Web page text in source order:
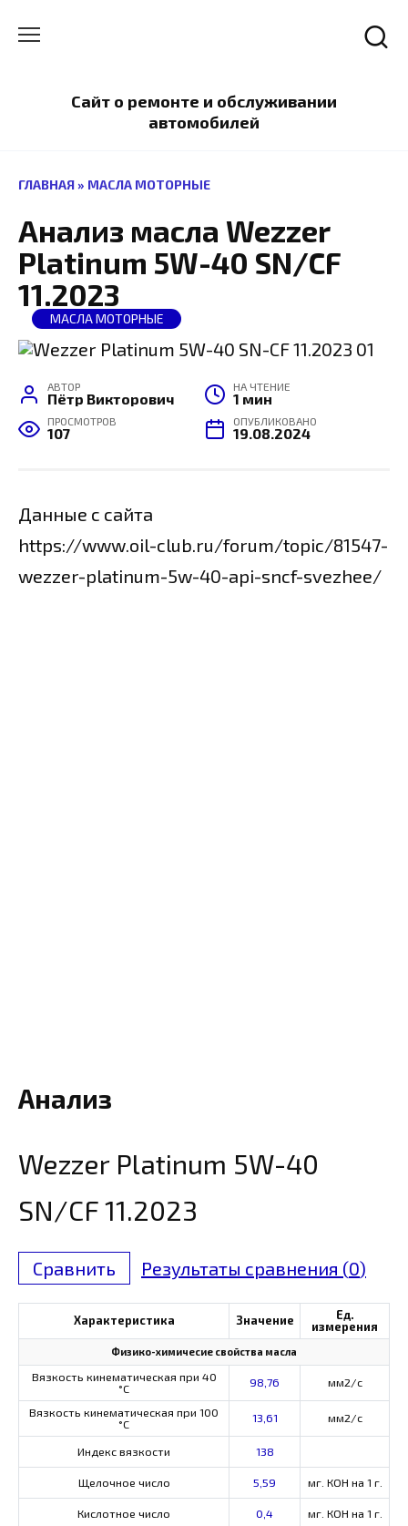
содержанию
Сайт о ремонте и обслуживании
автомобилей
ГЛАВНАЯ » МАСЛА МОТОРНЫЕ
Анализ масла Wezzer
Platinum 5W-40 SN/CF
11.2023
МАСЛА МОТОРНЫЕ
АВТОР
Пётр Викторович
НА ЧТЕНИЕ
1 мин
ПРОСМОТРОВ
107
ОПУБЛИКОВАНО
19.08.2024
Данные с сайта
https://www.oil-club.ru/forum/topic/81547-
wezzer-platinum-5w-40-api-sncf-svezhee/
Анализ
Wezzer Platinum 5W-40
SN/CF 11.2023
Сравнить Результаты сравнения (0)
Характеристика Значение
Ед.
измерения
Физико-химичесие свойства масла
Вязкость кинематическая при 40
°С
98,76 мм2/с
Вязкость кинематическая при 100
°С
13,61 мм2/с
Индекс вязкости 138
Щелочное число 5,59 мг. КОН на 1 г.
Кислотное число 0,4 мг. КОН на 1 г.